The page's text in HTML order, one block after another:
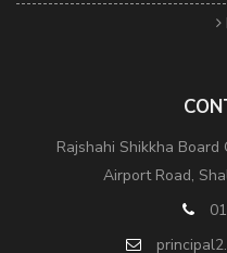
Rajshahi Shikkha
Airport Road,